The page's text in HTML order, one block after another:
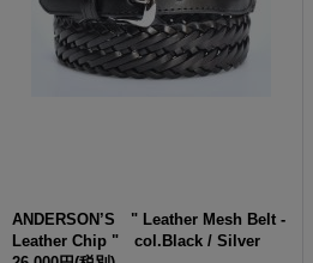
ANDERSON’S " Leather Mesh Belt -
Leather Chip " col.Black / Silver